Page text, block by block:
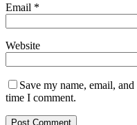
Email *
Website
Save my name, email,
time I comment.